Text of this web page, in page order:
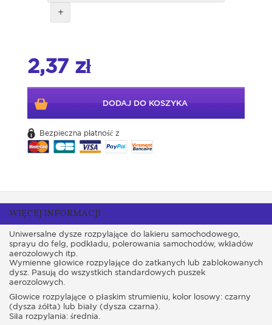
+
2,37 zł
DODAJ DO KOSZYKA
Bezpieczna płatność z
WIĘCEJ INFORMACJI
Uniwersalne dysze rozpylające do lakieru samochodowego,
sprayu do felg, podkładu, polerowania samochodów, wkładów
aerozolowych itp.
Wymienne głowice rozpylające do zatkanych lub zablokowanych
dysz. Pasują do wszystkich standardowych puszek
aerozolowych.
Głowice rozpylające o płaskim strumieniu, kolor losowy: czarny
(dysza żółta) lub biały (dysza czarna).
Siła rozpylania: średnia.